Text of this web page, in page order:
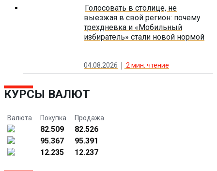
Голосовать в столице, не
выезжая в свой регион: почему
трехдневка и «Мобильный
избиратель» стали новой нормой
04.08.2026 2 мин. чтение
КУРСЫ ВАЛЮТ
Валюта Покупка Продажа
82.509
82.526
95.367
95.391
12.235
12.237